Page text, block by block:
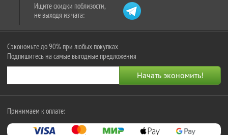
Ищите скидки поблизости,
не выходя из чата:
Сэкономьте до 90% при любых покупках
Подпишитесь на самые выгодные предложения
Принимаем к оплате: